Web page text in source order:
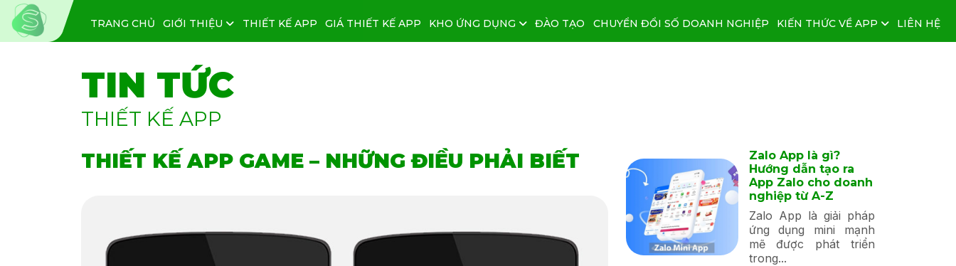
TRANG CHỦ GIỚI THIỆU THIẾT KẾ APP GIÁ THIẾT KẾ APP KHO ỨNG DỤNG ĐÀO TẠO CHUYỂN ĐỔI SỐ DOANH NGHIỆP KIẾN THỨC VỀ APP LIÊN HỆ
TIN TỨC
THIẾT KẾ APP
THIẾT KẾ APP GAME – NHỮNG ĐIỀU PHẢI BIẾT
Zalo App là gì?
Hướng dẫn tạo ra
App Zalo cho doanh
nghiệp từ A-Z
Zalo App là giải pháp
ứng dụng mini mạnh
mẽ được phát triển
trong...